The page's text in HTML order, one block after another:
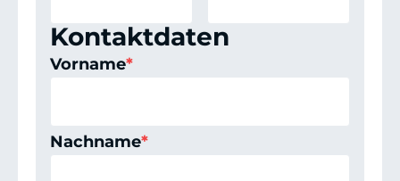
Kontaktdaten
Vorname*
Nachname*